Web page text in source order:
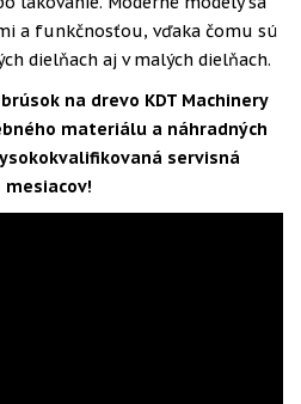
a funkčnosťou, vďaka čomu sú
dielňach aj v malých dielňach.
na drevo KDT Machinery
materiálu a náhradných
servisná
mesiacov!